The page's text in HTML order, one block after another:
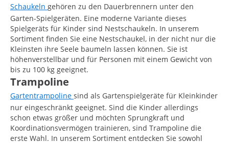
Schaukeln gehören zu den Dauerbrennern unter den
Garten-Spielgeräten. Eine moderne Variante dieses
Spielgeräts für Kinder sind Nestschaukeln. In unserem
Sortiment finden Sie eine Nestschaukel, in der nicht nur die
Kleinsten ihre Seele baumeln lassen können. Sie ist
höhenverstellbar und für Personen mit einem Gewicht von
bis zu 100 kg geeignet.
Trampoline
Gartentrampoline sind als Gartenspielgeräte für Kleinkinder
nur eingeschränkt geeignet. Sind die Kinder allerdings
schon etwas größer und möchten Sprungkraft und
Koordinationsvermögen trainieren, sind Trampoline die
erste Wahl. In unserem Sortiment entdecken Sie sowohl